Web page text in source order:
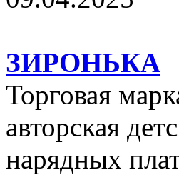
ЗИРОНЬКА
Торговая
авторская
нарядных